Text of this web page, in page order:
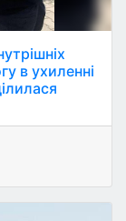
в ухиленні